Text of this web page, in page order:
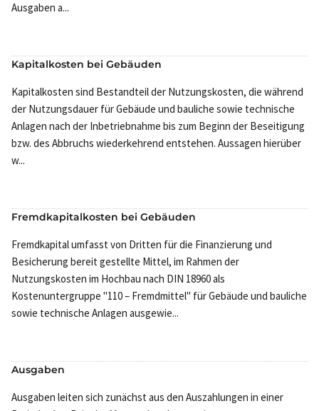
Ausgaben a...
Kapitalkosten bei Gebäuden
Kapitalkosten sind Bestandteil der Nutzungskosten, die während
der Nutzungsdauer für Gebäude und bauliche sowie technische
Anlagen nach der Inbetriebnahme bis zum Beginn der Beseitigung
bzw. des Abbruchs wiederkehrend entstehen. Aussagen hierüber
w...
Fremdkapitalkosten bei Gebäuden
Fremdkapital umfasst von Dritten für die Finanzierung und
Besicherung bereit gestellte Mittel, im Rahmen der
Nutzungskosten im Hochbau nach DIN 18960 als
Kostenuntergruppe "110 – Fremdmittel" für Gebäude und bauliche
sowie technische Anlagen ausgewie...
Ausgaben
Ausgaben leiten sich zunächst aus den Auszahlungen in einer